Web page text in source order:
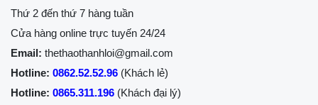
Thứ 2 đến thứ 7 hàng tuần
Cửa hàng online trực tuyến 24/24
Email: thethaothanhloi@gmail.com
Hotline: 0862.52.52.96 (Khách lẻ)
Hotline: 0865.311.196 (Khách đại lý)